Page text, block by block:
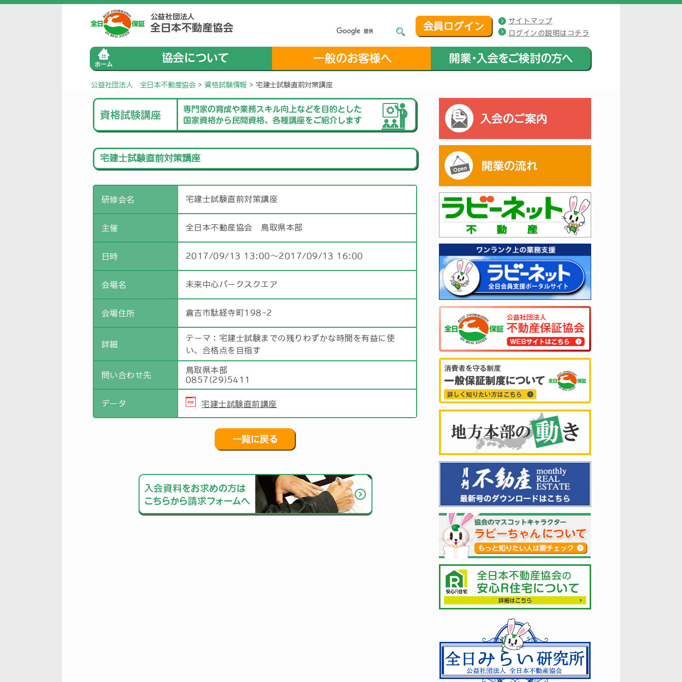
サイトマップ
ログインの説明はコチラ
公益社団法人 全日本不動産協会 >資格試験情報 > 宅建士試験直前対策講座
宅建士試験直前対策講座
研修会名 宅建士試験直前対策講座
主催 全日本不動産協会 鳥取県本部
日時 2017/09/13 13:00〜2017/09/13 16:00
会場名 未来中心パークスクエア
会場住所 倉吉市駄経寺町198-2
詳細
テーマ：宅建士試験までの残りわずかな時間を有益に使
い、合格点を目指す
問い合わせ先
鳥取県本部
0857(29)5411
データ 宅建士試験直前講座